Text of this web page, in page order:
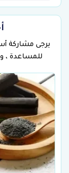
يرجى مشاركة
للمساعدة ،